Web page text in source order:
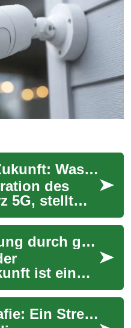
Mobilfunk der Zukunft: Was Sie wissen müssen
des
5G, stellt
drahtlosen
Zukunftssicherung durch gezielte Investitionen
ist ein
für viele
Gezielte
Digitale Fotografie: Ein Streifzug durch die Kamerawelt